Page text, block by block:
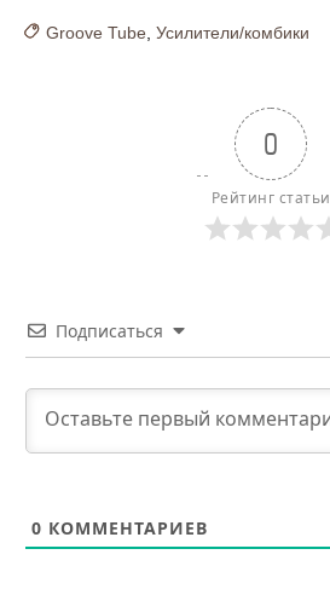
Groove Tube Усилители/комбики
0
Рейтинг статьи
Подписаться
0 КОММЕНТАРИЕВ